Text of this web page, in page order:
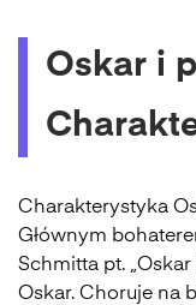
Oskar i
Charakterystyka
Głównym
Schmitta pt.
Oskar. Choruje na